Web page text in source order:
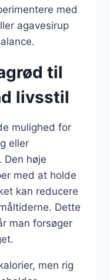
med
agavesirup
til
livsstil
mulighed for
eller
Den høje
med at holde
kan reducere
Dette
man forsøger
men rig